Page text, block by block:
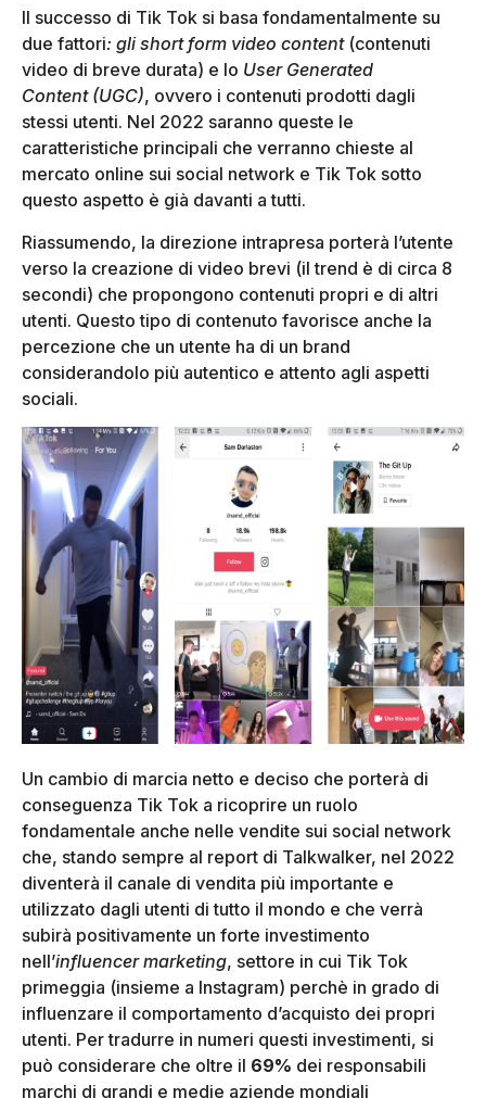
Il successo di Tik Tok si basa fondamentalmente su
due fattori: gli short form video content(contenuti
video di breve durata) e lo User Generated
Content (UGC), ovvero i contenuti prodotti dagli
stessi utenti. Nel 2022 saranno queste le
caratteristiche principali che verranno chieste al
mercato online sui social network e Tik Tok sotto
questo aspetto è già davanti a tutti.
Riassumendo, la direzione intrapresa porterà l’utente
verso la creazione di video brevi (il trend è di circa 8
secondi) che propongono contenuti propri e di altri
utenti. Questo tipo di contenuto favorisce anche la
percezione che un utente ha di un brand
considerandolo più autentico e attento agli aspetti
sociali.
Un cambio di marcia netto e deciso che porterà di
conseguenza Tik Tok a ricoprire un ruolo
fondamentale anche nelle vendite sui social network
che, stando sempre al report di Talkwalker, nel 2022
diventerà il canale di vendita più importante e
utilizzato dagli utenti di tutto il mondo e che verrà
subirà positivamente un forte investimento
nell’influencer marketing, settore in cui Tik Tok
primeggia (insieme a Instagram) perchè in grado di
influenzare il comportamento d’acquisto dei propri
utenti. Per tradurre in numeri questi investimenti, si
può considerare che oltre il 69% dei responsabili
marchi di grandi e medie aziende mondiali